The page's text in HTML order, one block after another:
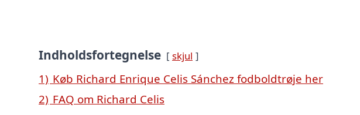
Indholdsfortegnelse skjul
1) Køb Richard Enrique Celis Sánchez fodboldtrøje her
2) FAQ om Richard Celis